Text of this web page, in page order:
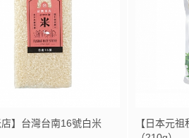
店】台灣台南16號白米
【日本元